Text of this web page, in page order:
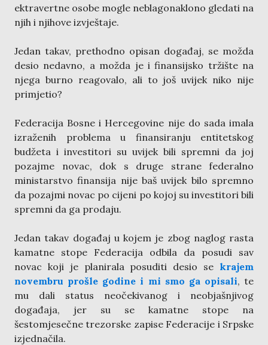
ektravertne osobe mogle neblagonaklono gledati na
njih i njihove izvještaje.
Jedan takav, prethodno opisan događaj, se možda
desio nedavno, a možda je i finansijsko tržište na
njega burno reagovalo, ali to još uvijek niko nije
primjetio?
Federacija Bosne i Hercegovine nije do sada imala
izraženih problema u finansiranju entitetskog
budžeta i investitori su uvijek bili spremni da joj
pozajme novac, dok s druge strane federalno
ministarstvo finansija nije baš uvijek bilo spremno
da pozajmi novac po cijeni po kojoj su investitori bili
spremni da ga prodaju.
Jedan takav događaj u kojem je zbog naglog rasta
kamatne stope Federacija odbila da posudi sav
novac koji je planirala posuditi desio se krajem
novembru prošle godine i mi smo ga opisali, te
mu dali status neočekivanog i neobjašnjivog
događaja, jer su se kamatne stope na
šestomjesečne trezorske zapise Federacije i Srpske
izjednačila.